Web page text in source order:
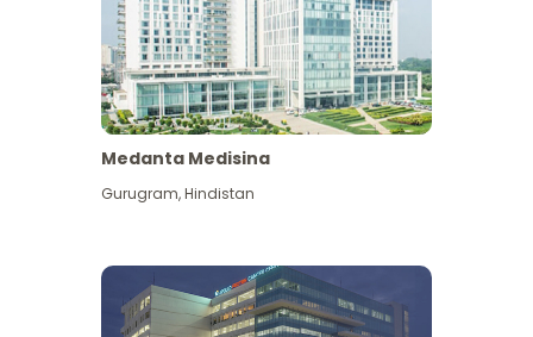
Medanta Medisina
Gurugram,Hindistan